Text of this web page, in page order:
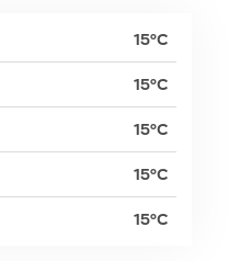
15°C
15°C
15°C
15°C
15°C